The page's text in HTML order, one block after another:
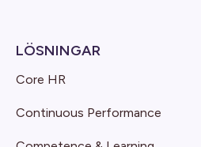
LÖSNINGAR
Core HR
Continuous Performance